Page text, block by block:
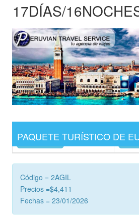
17DÍAS/
PAQUETE TURÍSTICO DE
Precios
Código = 2AGIL
Precios =$4,411
Fechas = 23/01/2026